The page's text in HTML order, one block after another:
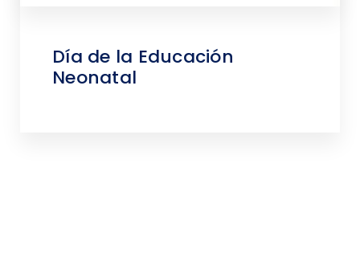
Día de la Educación
Neonatal